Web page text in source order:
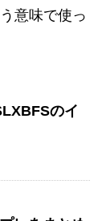
意味で使っ
のイ